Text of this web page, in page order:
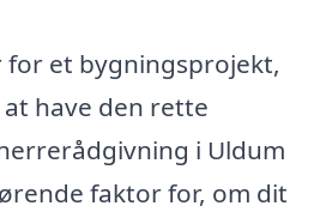
for et bygningsprojekt,
have den rette
i Uldum
faktor for, om dit